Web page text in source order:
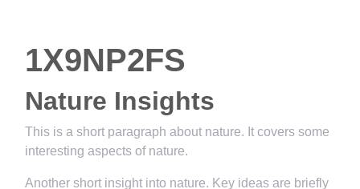
1X9NP2FS
Nature Insights
This is a short paragraph about nature. It covers some
interesting aspects of nature.
Another short insight into nature. Key ideas are briefly